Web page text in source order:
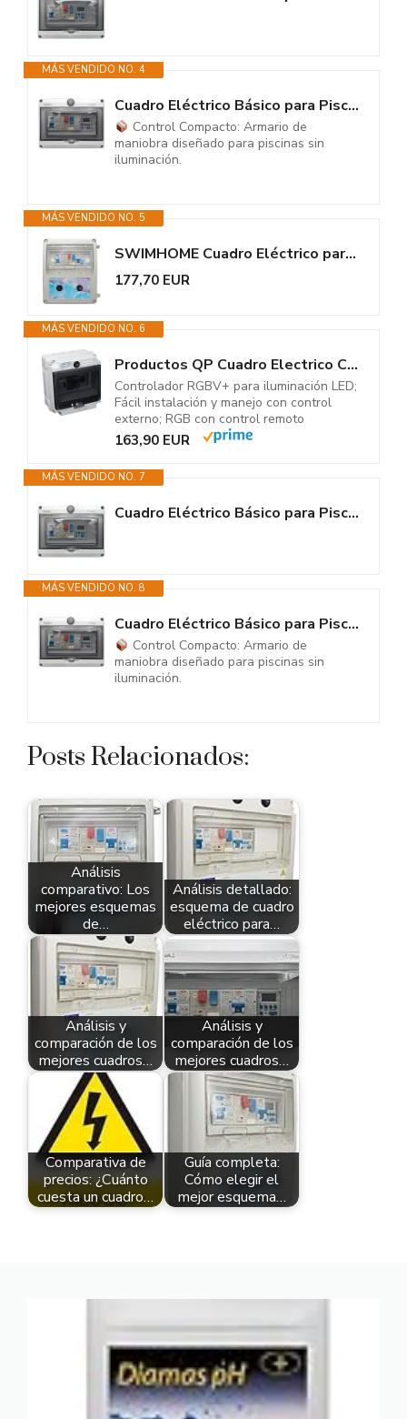
MÁS VENDIDO NO. 4
Cuadro Eléctrico Básico para Piscina | Solo Motor | Contactor para Motor...
Control Compacto: Armario de
maniobra diseñado para piscinas sin
iluminación.
MÁS VENDIDO NO. 5
SWIMHOME Cuadro Eléctrico para Piscina Iluminación y Motor | Guardamotor...
177,70 EUR
MÁS VENDIDO NO. 6
Productos QP Cuadro Electrico CD hasta 2 CV, Negro, 31x25x27 cm, CE0004
Controlador RGBV+ para iluminación LED;
Fácil instalación y manejo con control
externo; RGB con control remoto
163,90 EUR
MÁS VENDIDO NO. 7
Cuadro Eléctrico Básico para Piscina | Solo Motor | Bomba de agua 0,5 CV...
MÁS VENDIDO NO. 8
Cuadro Eléctrico Básico para Piscina | Solo Motor | Contactor para Motor...
Control Compacto: Armario de
maniobra diseñado para piscinas sin
iluminación.
Posts Relacionados:
Análisis
comparativo: Los
mejores esquemas
de…
Análisis detallado:
esquema de cuadro
eléctrico para…
Análisis y
comparación de los
mejores cuadros…
Análisis y
comparación de los
mejores cuadros…
Comparativa de
precios: ¿Cuánto
cuesta un cuadro…
Guía completa:
Cómo elegir el
mejor esquema…